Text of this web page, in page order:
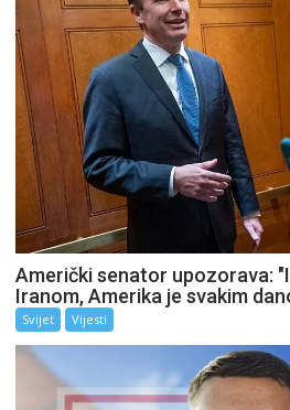
Američki senator upozorava:
Iranom, Amerika je svakim
Svijet Vijesti